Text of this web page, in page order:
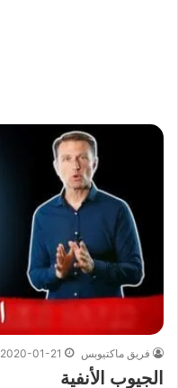
فريق ماكتيوبس 2020-01-21
الجيوب الأنفية